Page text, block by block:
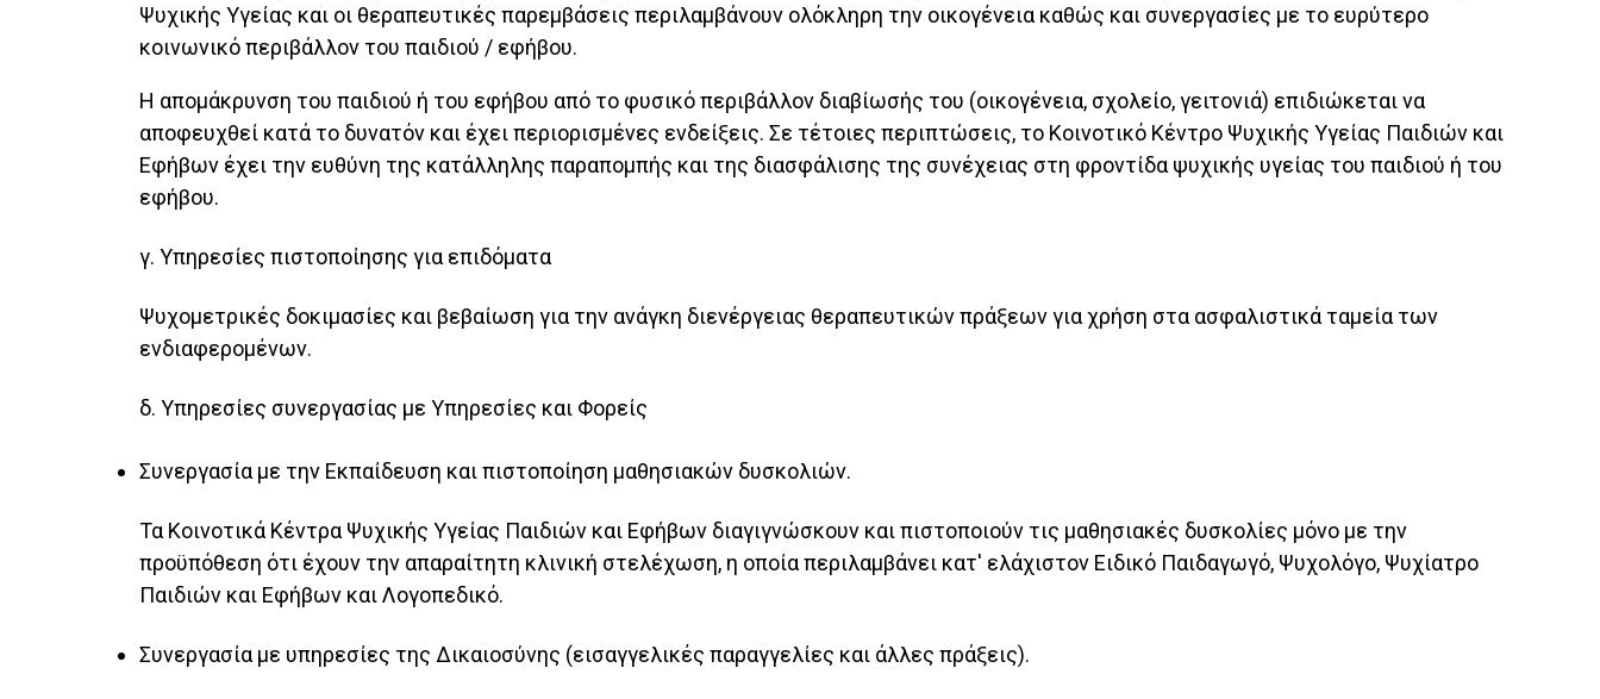
Ψυχικής Υγείας και οι θεραπευτικές παρεμβάσεις περιλαμβάνουν ολόκληρη την οικογένεια καθώς και συνεργασίες με το ευρύτερο
κοινωνικό περιβάλλον του παιδιού / εφήβου.
Η απομάκρυνση του παιδιού ή του εφήβου από το φυσικό περιβάλλον διαβίωσής του (οικογένεια, σχολείο, γειτονιά) επιδιώκεται να
αποφευχθεί κατά το δυνατόν και έχει περιορισμένες ενδείξεις. Σε τέτοιες περιπτώσεις, το Κοινοτικό Κέντρο Ψυχικής Υγείας Παιδιών και
Εφήβων έχει την ευθύνη της κατάλληλης παραπομπής και της διασφάλισης της συνέχειας στη φροντίδα ψυχικής υγείας του παιδιού ή του
εφήβου.
γ. Υπηρεσίες πιστοποίησης για επιδόματα
Ψυχομετρικές δοκιμασίες και βεβαίωση για την ανάγκη διενέργειας θεραπευτικών πράξεων για χρήση στα ασφαλιστικά ταμεία των
ενδιαφερομένων.
δ. Υπηρεσίες συνεργασίας με Υπηρεσίες και Φορείς
Συνεργασία με την Εκπαίδευση και πιστοποίηση μαθησιακών δυσκολιών.
Τα Κοινοτικά Κέντρα Ψυχικής Υγείας Παιδιών και Εφήβων διαγιγνώσκουν και πιστοποιούν τις μαθησιακές δυσκολίες μόνο με την
προϋπόθεση ότι έχουν την απαραίτητη κλινική στελέχωση, η οποία περιλαμβάνει κατ' ελάχιστον Ειδικό Παιδαγωγό, Ψυχολόγο, Ψυχίατρο
Παιδιών και Εφήβων και Λογοπεδικό.
Συνεργασία με υπηρεσίες της Δικαιοσύνης (εισαγγελικές παραγγελίες και άλλες πράξεις).